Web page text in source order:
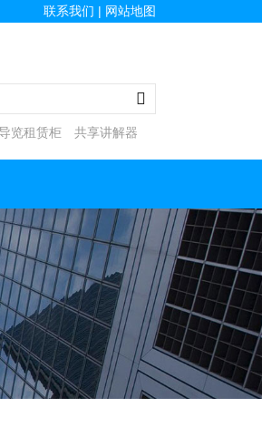
联系我们 | 网站地图
览租赁柜 共享讲解器